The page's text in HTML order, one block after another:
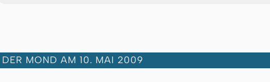
DER MOND AM 10. MAI 2009